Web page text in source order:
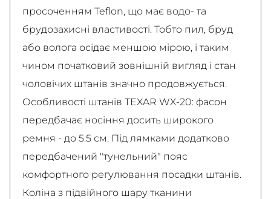
просоченням Teflon, що має водо- та
брудозахисні властивості. Тобто пил, бруд
або волога осідає меншою мірою, і таким
чином початковий зовнішній вигляд і стан
чоловічих штанів значно продовжується.
Особливості штанів TEXAR WX-20: фасон
передбачає носіння досить широкого
ремня - до 5.5 см. Під лямками додатково
передбачений "тунельний" пояс
комфортного регулювання посадки штанів.
Коліна з підвійного шару тканини